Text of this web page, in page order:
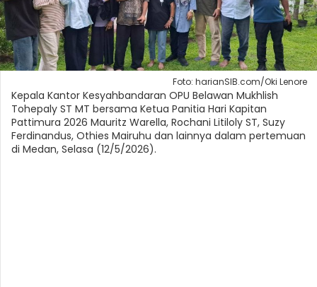
Foto: harianSIB.com/Oki Lenore
Kepala Kantor Kesyahbandaran OPU Belawan Mukhlish
Tohepaly ST MT bersama Ketua Panitia Hari Kapitan
Pattimura 2026 Mauritz Warella, Rochani Litiloly ST, Suzy
Ferdinandus, Othies Mairuhu dan lainnya dalam pertemuan
di Medan, Selasa (12/5/2026).